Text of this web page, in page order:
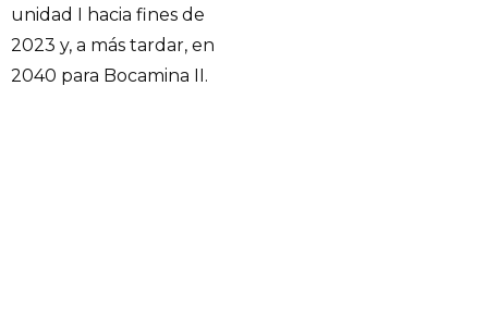
unidad I hacia fines de
2023 y, a más tardar, en
2040 para Bocamina II.